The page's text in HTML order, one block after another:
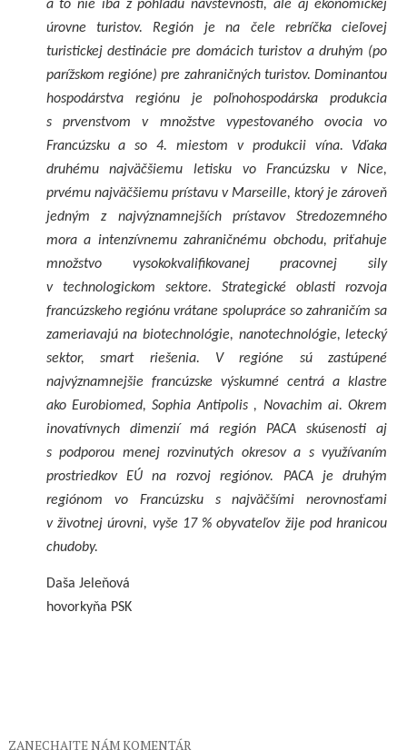
a to nie iba z pohľadu návštevnosti, ale aj ekonomickej
úrovne turistov. Región je na čele rebríčka cieľovej
turistickej destinácie pre domácich turistov a druhým (po
parížskom regióne) pre zahraničných turistov. Dominantou
hospodárstva regiónu je poľnohospodárska produkcia
s prvenstvom v množstve vypestovaného ovocia vo
Francúzsku a so 4. miestom v produkcii vína. Vďaka
druhému najväčšiemu letisku vo Francúzsku v Nice,
prvému najväčšiemu prístavu v Marseille, ktorý je zároveň
jedným z najvýznamnejších prístavov Stredozemného
mora a intenzívnemu zahraničnému obchodu, priťahuje
množstvo vysokokvalifikovanej pracovnej sily
v technologickom sektore. Strategické oblasti rozvoja
francúzskeho regiónu vrátane spolupráce so zahraničím sa
zameriavajú na biotechnológie, nanotechnológie, letecký
sektor, smart riešenia. V regióne sú zastúpené
najvýznamnejšie francúzske výskumné centrá a klastre
ako Eurobiomed, Sophia Antipolis , Novachim ai. Okrem
inovatívnych dimenzií má región PACA skúsenosti aj
s podporou menej rozvinutých okresov a s využívaním
prostriedkov EÚ na rozvoj regiónov. PACA je druhým
regiónom vo Francúzsku s najväčšími nerovnosťami
v životnej úrovni, vyše 17 % obyvateľov žije pod hranicou
chudoby.
Daša Jeleňová
hovorkyňa PSK
ZANECHAJTE NÁM KOMENTÁR